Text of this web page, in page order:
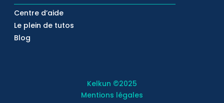
Centre d’aide
Le plein de tutos
Blog
Kelkun ©2025
Mentions légales